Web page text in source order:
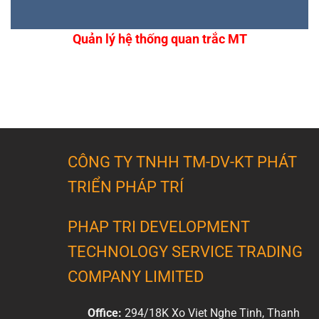
Quản lý hệ thống quan trắc MT
CÔNG TY TNHH TM-DV-KT PHÁT
TRIỂN PHÁP TRÍ
PHAP TRI DEVELOPMENT
TECHNOLOGY SERVICE TRADING
COMPANY LIMITED
Office: 294/18K Xo Viet Nghe Tinh, Thanh